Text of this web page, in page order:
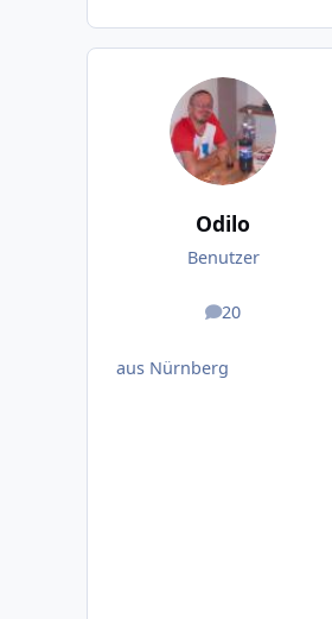
Odilo
Benutzer
20
Beiträge
aus Nürnberg